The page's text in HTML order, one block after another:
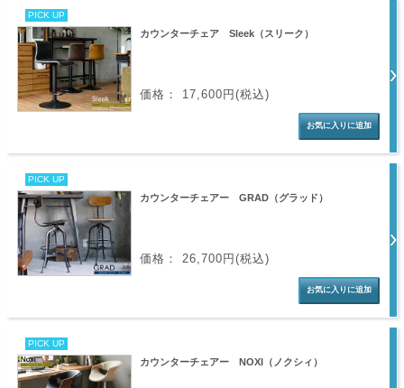
PICK UP
カウンターチェア Sleek（スリーク）
価格： 17,600円(税込)
PICK UP
カウンターチェアー GRAD（グラッド）
価格： 26,700円(税込)
PICK UP
カウンターチェアー NOXI（ノクシィ）